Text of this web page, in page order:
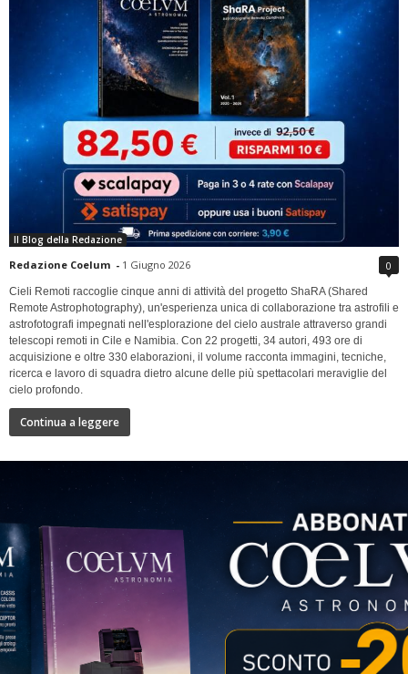
Il Blog della Redazione
Redazione Coelum - 1 Giugno 2026 0
Cieli Remoti raccoglie cinque anni di attività del progetto ShaRA (Shared
Remote Astrophotography), un'esperienza unica di collaborazione tra astrofili e
astrofotografi impegnati nell'esplorazione del cielo australe attraverso grandi
telescopi remoti in Cile e Namibia. Con 22 progetti, 34 autori, 493 ore di
acquisizione e oltre 330 elaborazioni, il volume racconta immagini, tecniche,
ricerca e lavoro di squadra dietro alcune delle più spettacolari meraviglie del
cielo profondo.
Continua a leggere